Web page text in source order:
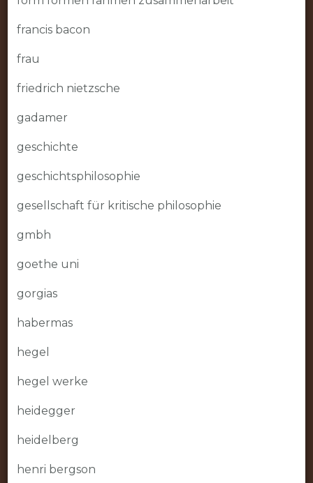
francis bacon
frau
friedrich nietzsche
gadamer
geschichte
geschichtsphilosophie
gesellschaft für kritische philosophie
gmbh
goethe uni
gorgias
habermas
hegel
hegel werke
heidegger
heidelberg
henri bergson